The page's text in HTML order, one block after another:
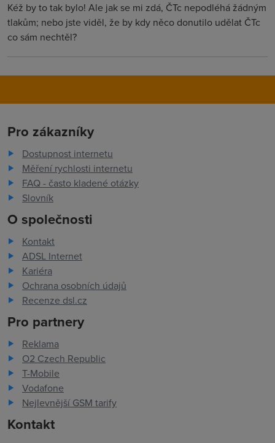
Kéž by to tak bylo! Ale jak se mi zdá, ČTc nepodléhá žádným
tlakům; nebo jste viděl, že by kdy něco donutilo udělat ČTc
co sám nechtěl?
Pro zákazníky
Dostupnost internetu
Měření rychlosti internetu
FAQ - často kladené otázky
Slovník
O společnosti
Kontakt
ADSL Internet
Kariéra
Ochrana osobních údajů
Recenze dsl.cz
Pro partnery
Reklama
O2 Czech Republic
T-Mobile
Vodafone
Nejlevnější GSM tarify
Kontakt